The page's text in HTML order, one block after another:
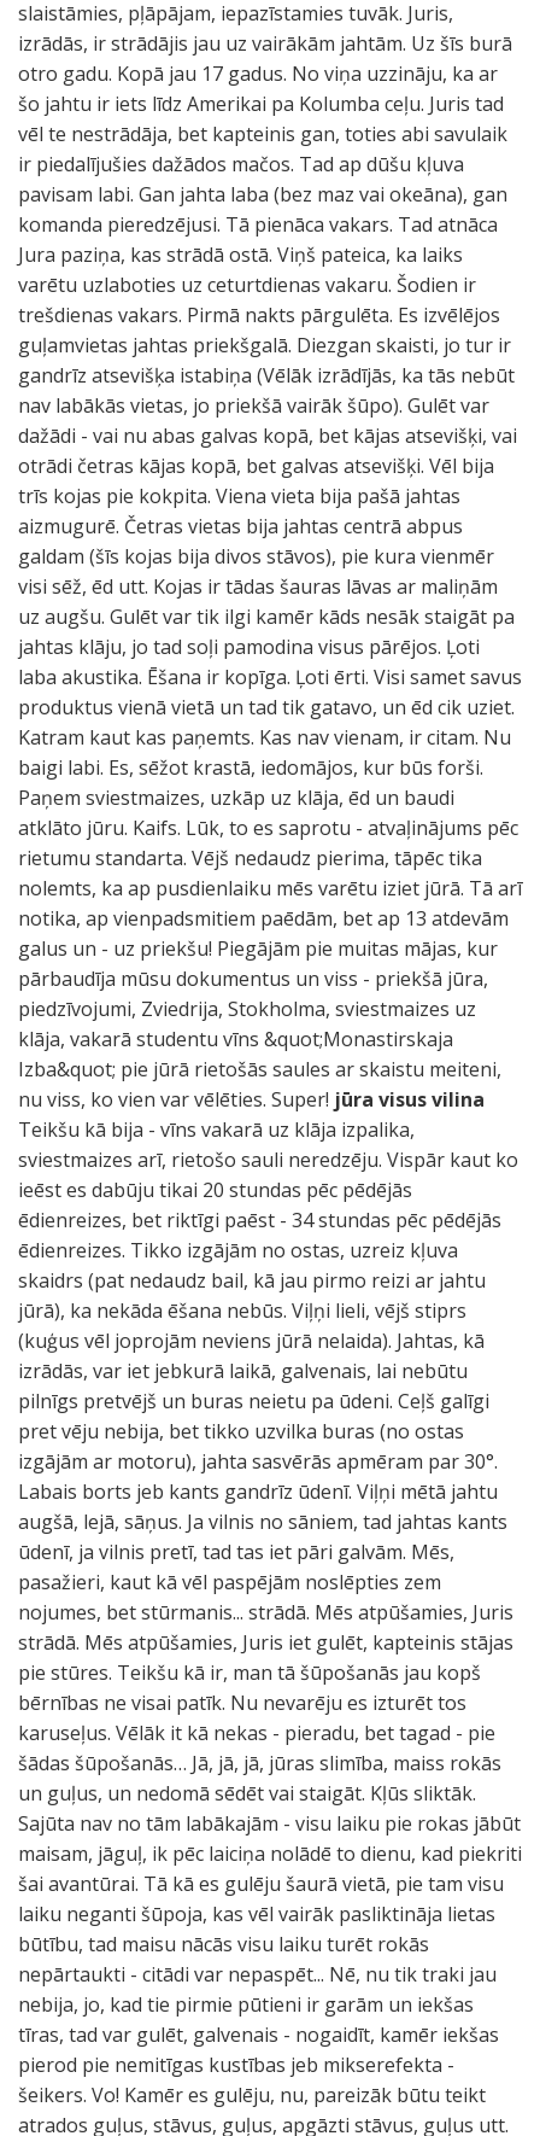
slaistāmies, pļāpājam, iepazīstamies tuvāk. Juris,
izrādās, ir strādājis jau uz vairākām jahtām. Uz šīs burā
otro gadu. Kopā jau 17 gadus. No viņa uzzināju, ka ar
šo jahtu ir iets līdz Amerikai pa Kolumba ceļu. Juris tad
vēl te nestrādāja, bet kapteinis gan, toties abi savulaik
ir piedalījušies dažādos mačos. Tad ap dūšu kļuva
pavisam labi. Gan jahta laba (bez maz vai okeāna), gan
komanda pieredzējusi. Tā pienāca vakars. Tad atnāca
Jura paziņa, kas strādā ostā. Viņš pateica, ka laiks
varētu uzlaboties uz ceturtdienas vakaru. Šodien ir
trešdienas vakars. Pirmā nakts pārgulēta. Es izvēlējos
guļamvietas jahtas priekšgalā. Diezgan skaisti, jo tur ir
gandrīz atsevišķa istabiņa (Vēlāk izrādījās, ka tās nebūt
nav labākās vietas, jo priekšā vairāk šūpo). Gulēt var
dažādi - vai nu abas galvas kopā, bet kājas atsevišķi, vai
otrādi četras kājas kopā, bet galvas atsevišķi. Vēl bija
trīs kojas pie kokpita. Viena vieta bija pašā jahtas
aizmugurē. Četras vietas bija jahtas centrā abpus
galdam (šīs kojas bija divos stāvos), pie kura vienmēr
visi sēž, ēd utt. Kojas ir tādas šauras lāvas ar maliņām
uz augšu. Gulēt var tik ilgi kamēr kāds nesāk staigāt pa
jahtas klāju, jo tad soļi pamodina visus pārējos. Ļoti
laba akustika. Ēšana ir kopīga. Ļoti ērti. Visi samet savus
produktus vienā vietā un tad tik gatavo, un ēd cik uziet.
Katram kaut kas paņemts. Kas nav vienam, ir citam. Nu
baigi labi. Es, sēžot krastā, iedomājos, kur būs forši.
Paņem sviestmaizes, uzkāp uz klāja, ēd un baudi
atklāto jūru. Kaifs. Lūk, to es saprotu - atvaļinājums pēc
rietumu standarta. Vējš nedaudz pierima, tāpēc tika
nolemts, ka ap pusdienlaiku mēs varētu iziet jūrā. Tā arī
notika, ap vienpadsmitiem paēdām, bet ap 13 atdevām
galus un - uz priekšu! Piegājām pie muitas mājas, kur
pārbaudīja mūsu dokumentus un viss - priekšā jūra,
piedzīvojumi, Zviedrija, Stokholma, sviestmaizes uz
klāja, vakarā studentu vīns &quot;Monastirskaja
Izba&quot; pie jūrā rietošās saules ar skaistu meiteni,
nu viss, ko vien var vēlēties. Super! jūra visus vilina
Teikšu kā bija - vīns vakarā uz klāja izpalika,
sviestmaizes arī, rietošo sauli neredzēju. Vispār kaut ko
ieēst es dabūju tikai 20 stundas pēc pēdējās
ēdienreizes, bet riktīgi paēst - 34 stundas pēc pēdējās
ēdienreizes. Tikko izgājām no ostas, uzreiz kļuva
skaidrs (pat nedaudz bail, kā jau pirmo reizi ar jahtu
jūrā), ka nekāda ēšana nebūs. Viļņi lieli, vējš stiprs
(kuģus vēl joprojām neviens jūrā nelaida). Jahtas, kā
izrādās, var iet jebkurā laikā, galvenais, lai nebūtu
pilnīgs pretvējš un buras neietu pa ūdeni. Ceļš galīgi
pret vēju nebija, bet tikko uzvilka buras (no ostas
izgājām ar motoru), jahta sasvērās apmēram par 30°.
Labais borts jeb kants gandrīz ūdenī. Viļņi mētā jahtu
augšā, lejā, sāņus. Ja vilnis no sāniem, tad jahtas kants
ūdenī, ja vilnis pretī, tad tas iet pāri galvām. Mēs,
pasažieri, kaut kā vēl paspējām noslēpties zem
nojumes, bet stūrmanis... strādā. Mēs atpūšamies, Juris
strādā. Mēs atpūšamies, Juris iet gulēt, kapteinis stājas
pie stūres. Teikšu kā ir, man tā šūpošanās jau kopš
bērnības ne visai patīk. Nu nevarēju es izturēt tos
karuseļus. Vēlāk it kā nekas - pieradu, bet tagad - pie
šādas šūpošanās… Jā, jā, jā, jūras slimība, maiss rokās
un guļus, un nedomā sēdēt vai staigāt. Kļūs sliktāk.
Sajūta nav no tām labākajām - visu laiku pie rokas jābūt
maisam, jāguļ, ik pēc laiciņa nolādē to dienu, kad piekriti
šai avantūrai. Tā kā es gulēju šaurā vietā, pie tam visu
laiku neganti šūpoja, kas vēl vairāk pasliktināja lietas
būtību, tad maisu nācās visu laiku turēt rokās
nepārtaukti - citādi var nepaspēt... Nē, nu tik traki jau
nebija, jo, kad tie pirmie pūtieni ir garām un iekšas
tīras, tad var gulēt, galvenais - nogaidīt, kamēr iekšas
pierod pie nemitīgas kustības jeb mikserefekta -
šeikers. Vo! Kamēr es gulēju, nu, pareizāk būtu teikt
atrados guļus, stāvus, guļus, apgāzti stāvus, guļus utt.